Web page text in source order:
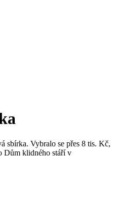
sbírka. Vybralo se přes 8 tis. Kč,
Dům klidného stáří v